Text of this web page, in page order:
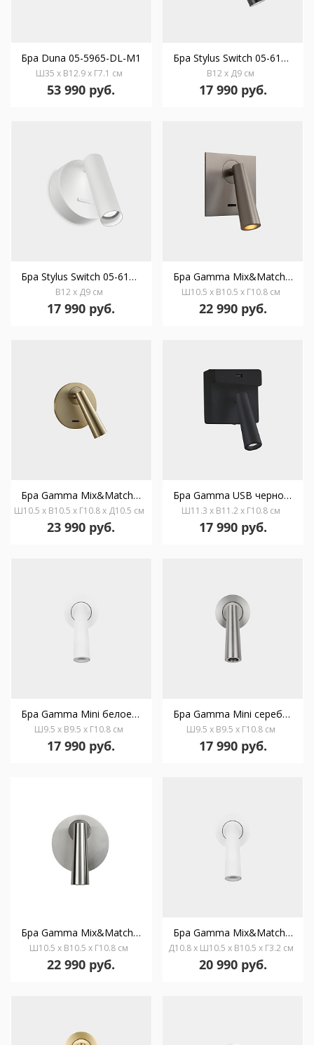
Бра Duna 05-5965-DL-M1
Ш35 x В12.9 x Г7.1 см
53 990 руб.
Бра Stylus Switch 05-6193-05-05
В12 x Д9 см
17 990 руб.
Бра Stylus Switch 05-6193-14-14
В12 x Д9 см
17 990 руб.
Бра Gamma Mix&Match Square никель 05-6420-81-81
Ш10.5 x В10.5 x Г10.8 см
22 990 руб.
Бра Gamma Mix&Match Round золотое 05-6421-DN-DN
Ш10.5 x В10.5 x Г10.8 x Д10.5 см
23 990 руб.
Бра Gamma USB черное 05-6424-05-05
Ш11.3 x В11.2 x Г10.8 см
17 990 руб.
Бра Gamma Mini белое 05-6428-14-14
Ш9.5 x В9.5 x Г10.8 см
17 990 руб.
Бра Gamma Mini серебряный 05-6428-81-81
Ш9.5 x В9.5 x Г10.8 см
17 990 руб.
Бра Gamma Mix&Match Round серебряный 05-6421-81-81
Ш10.5 x В10.5 x Г10.8 см
22 990 руб.
Бра Gamma Mix&Match Round белое 05-6421-14-14
Д10.8 x Ш10.5 x В10.5 x Г3.2 см
20 990 руб.